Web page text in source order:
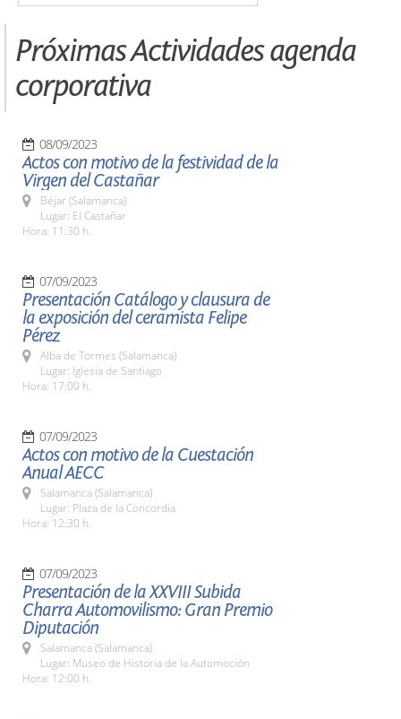
Próximas Actividades agenda
corporativa
08/09/2023
Actos con motivo de la festividad de la
Virgen del Castañar
Béjar (Salamanca)
Lugar: El Castañar
Hora: 11:30 h.
07/09/2023
Presentación Catálogo y clausura de
la exposición del ceramista Felipe
Pérez
Alba de Tormes (Salamanca)
Lugar: Iglesia de Santiago
Hora: 17:00 h.
07/09/2023
Actos con motivo de la Cuestación
Anual AECC
Salamanca (Salamanca)
Lugar: Plaza de la Concordia
Hora: 12:30 h.
07/09/2023
Presentación de la XXVIII Subida
Charra Automovilismo: Gran Premio
Diputación
Salamanca (Salamanca)
Lugar: Museo de Historia de la Automoción
Hora: 12:00 h.